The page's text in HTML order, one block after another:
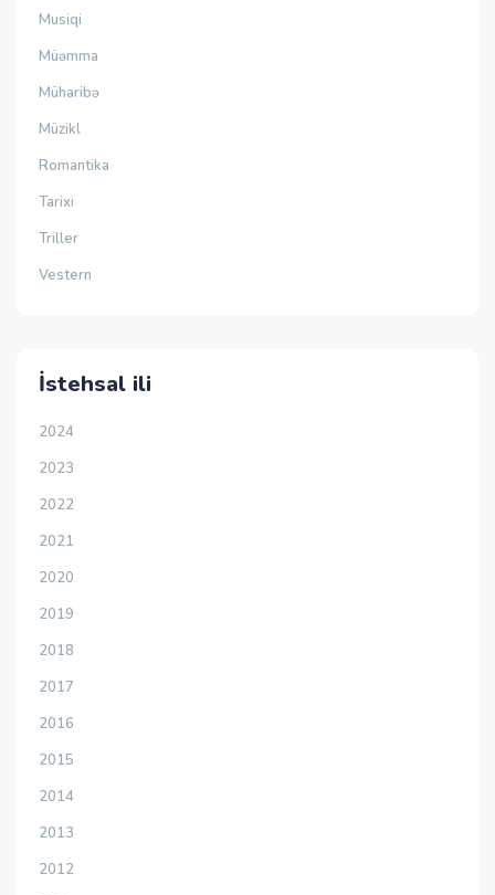
Musiqi
Müəmma
Müharibə
Müzikl
Romantika
Tarixi
Triller
Vestern
İstehsal ili
2024
2023
2022
2021
2020
2019
2018
2017
2016
2015
2014
2013
2012